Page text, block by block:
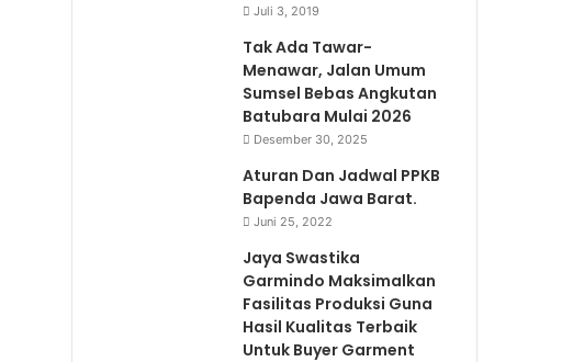
Juli 3, 2019
Tak Ada Tawar-
Menawar, Jalan Umum
Sumsel Bebas Angkutan
Batubara Mulai 2026
Desember 30, 2025
Aturan Dan Jadwal PPKB
Bapenda Jawa Barat.
Juni 25, 2022
Jaya Swastika
Garmindo Maksimalkan
Fasilitas Produksi Guna
Hasil Kualitas Terbaik
Untuk Buyer Garment